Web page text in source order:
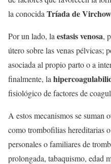
la conocida Tríada de Virchow
Por un lado, la estasis venosa,
útero sobre las venas pélvicas;
asociada al propio parto o a
finalmente, la
fisiológico de factores de
A estos mecanismos se suman
como trombofilias hereditarias
personales o familiares de
prolongada, tabaquismo, edad